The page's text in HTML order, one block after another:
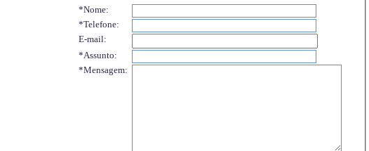
*Nome:
*Telefone:
E-mail:
*Assunto:
*Mensagem: